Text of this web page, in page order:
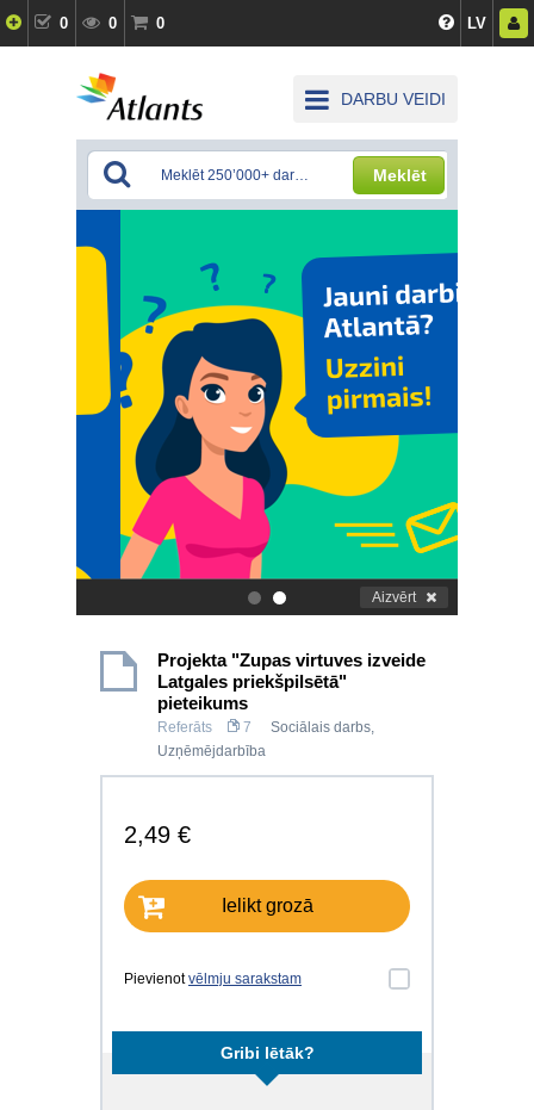
0 0 0 LV
DARBU VEIDI
Meklēt
. Aizvērt
Projekta "Zupas virtuves izveide
Latgales priekšpilsētā"
pieteikums
Referāts 7 Sociālais darbs,
Uzņēmējdarbība
2,49 €
Ielikt grozā
Pievienotvēlmju sarakstam
Gribi lētāk?